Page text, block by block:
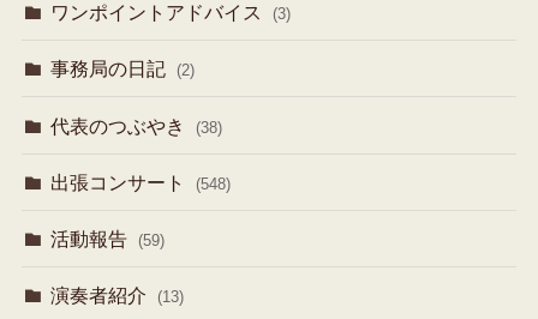
ワンポイントアドバイス (3)
事務局の日記 (2)
代表のつぶやき (38)
出張コンサート (548)
活動報告 (59)
演奏者紹介 (13)